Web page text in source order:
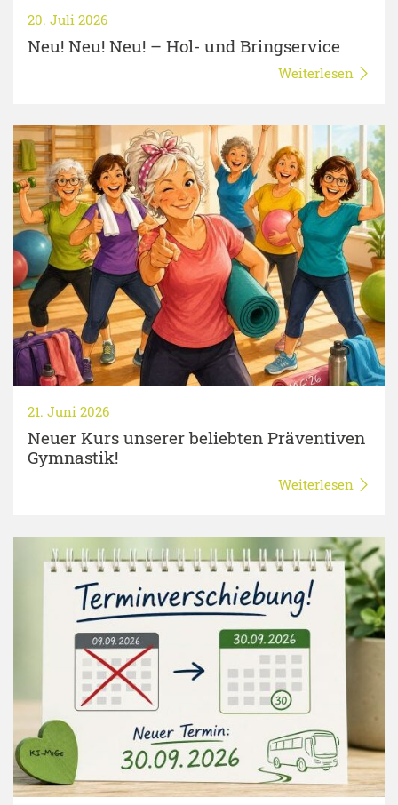
20. Juli 2026
Neu! Neu! Neu! – Hol- und Bringservice
Weiterlesen
21. Juni 2026
Neuer Kurs unserer beliebten Präventiven
Gymnastik!
Weiterlesen